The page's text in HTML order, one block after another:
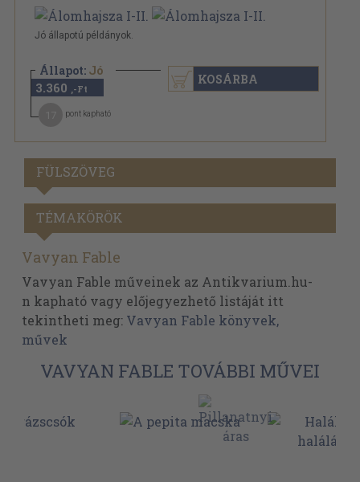
Jó állapotú példányok.
Állapot: Jó
3.360 ,-Ft
pont kapható
KOSÁRBA
FÜLSZÖVEG
TÉMAKÖRÖK
Vavyan Fable
Vavyan Fable műveinek az Antikvarium.hu-
n kapható vagy előjegyezhető listáját itt
tekintheti meg: Vavyan Fable könyvek,
művek
VAVYAN FABLE TOVÁBBI MŰVEI